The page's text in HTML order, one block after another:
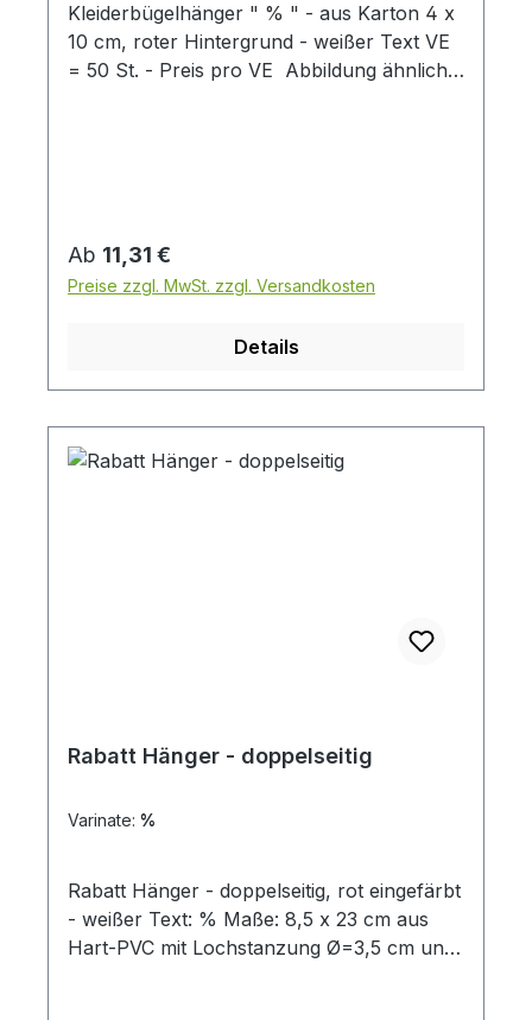
Kleiderbügelhänger " % " - aus Karton 4 x
10 cm, roter Hintergrund - weißer Text VE
= 50 St. - Preis pro VE Abbildung ähnlich -
Regulärer Preis:
Ab 11,31 €
Preise zzgl. MwSt. zzgl. Versandkosten
Details
Rabatt Hänger - doppelseitig
Varinate: %
Rabatt Hänger - doppelseitig, rot eingefärbt
- weißer Text: % Maße: 8,5 x 23 cm aus
Hart-PVC mit Lochstanzung Ø=3,5 cm und